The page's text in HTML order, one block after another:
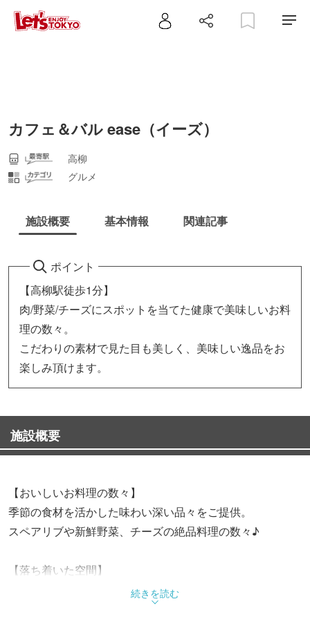
カフェ＆バル ease（イーズ）
高柳
グルメ
施設概要 基本情報 関連記事
ポイント
【高柳駅徒歩1分】
肉/野菜/チーズにスポットを当てた健康で美味しいお料
理の数々。
こだわりの素材で見た目も美しく、美味しい逸品をお
楽しみ頂けます。
施設概要
【おいしいお料理の数々】
季節の食材を活かした味わい深い品々をご提供。
スペアリブや新鮮野菜、チーズの絶品料理の数々♪
【落ち着いた空間】
・お子様も安心のお座敷席(2～12名様)
・ペット同伴可のテラス席(2～6名様)
続きを読む